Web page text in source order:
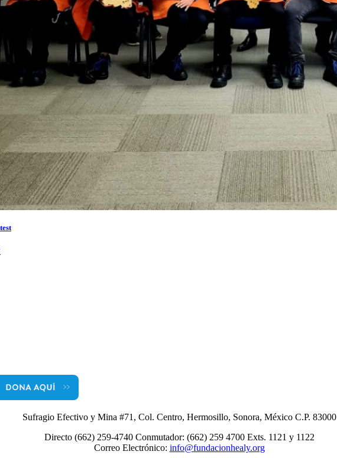
Sufragio Efectivo y Mina #71, Col. Centro, Hermosillo, Sonora, México C.P. 83000
Directo (662) 259-4740 Conmutador: (662) 259 4700 Exts. 1121 y 1122
Correo Electrónico: info@fundacionhealy.org